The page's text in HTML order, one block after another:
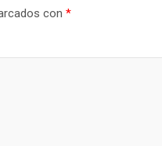
con *